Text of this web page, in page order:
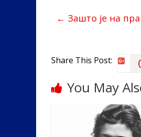
o
k
dI
← Зашто је на
Share This Post:
You May